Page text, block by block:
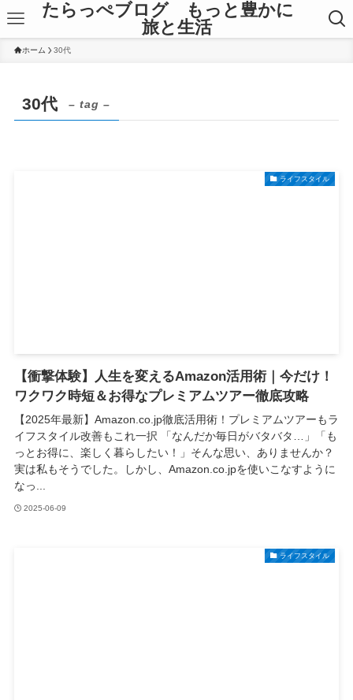
たらっぺブログ もっと豊かに
旅と生活
ホーム 30代
30代 – tag –
ライフスタイル
【衝撃体験】人生を変えるAmazon活用術｜今だけ！
ワクワク時短＆お得なプレミアムツアー徹底攻略
【2025年最新】Amazon.co.jp徹底活用術！プレミアムツアーもラ
イフスタイル改善もこれ一択 「なんだか毎日がバタバタ…」「も
っとお得に、楽しく暮らしたい！」そんな思い、ありませんか？
実は私もそうでした。しかし、Amazon.co.jpを使いこなすように
なっ...
2025-06-09
ライフスタイル